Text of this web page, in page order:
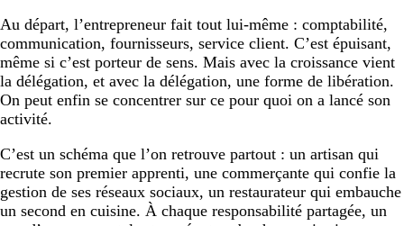
Au départ, l’entrepreneur fait tout lui-même : comptabilité,
communication, fournisseurs, service client. C’est épuisant,
même si c’est porteur de sens. Mais avec la croissance vient
la délégation, et avec la délégation, une forme de libération.
On peut enfin se concentrer sur ce pour quoi on a lancé son
activité.
C’est un schéma que l’on retrouve partout : un artisan qui
recrute son premier apprenti, une commerçante qui confie la
gestion de ses réseaux sociaux, un restaurateur qui embauche
un second en cuisine. À chaque responsabilité partagée, un